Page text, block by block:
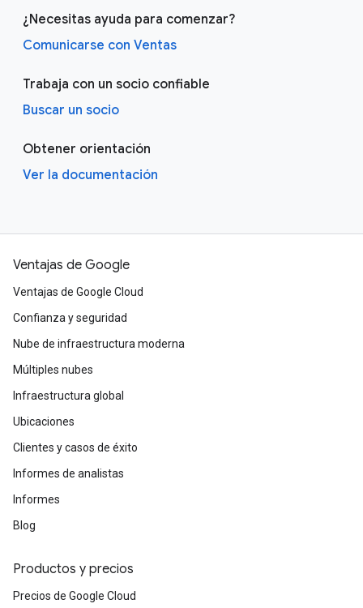
¿Necesitas ayuda para comenzar?
Comunicarse con Ventas
Trabaja con un socio confiable
Buscar un socio
Obtener orientación
Ver la documentación
Ventajas de Google
Ventajas de Google Cloud
Confianza y seguridad
Nube de infraestructura moderna
Múltiples nubes
Infraestructura global
Ubicaciones
Clientes y casos de éxito
Informes de analistas
Informes
Blog
Productos y precios
Precios de Google Cloud